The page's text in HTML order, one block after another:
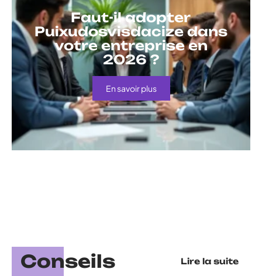
Faut-il adopter
Puixudosvisdacize dans
votre entreprise en
2026 ?
En savoir plus
Conseils Lire la suite